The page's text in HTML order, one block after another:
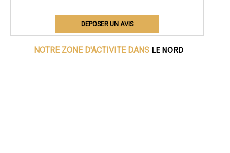
DEPOSER UN AVIS
NOTRE ZONE D'ACTIVITE DANS LE NORD